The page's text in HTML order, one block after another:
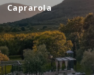
Caprarola